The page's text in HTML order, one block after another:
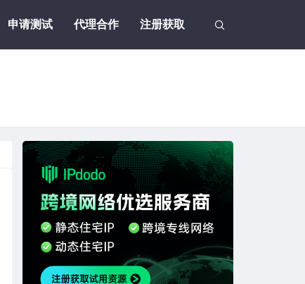
申请测试 代理合作 注册获取